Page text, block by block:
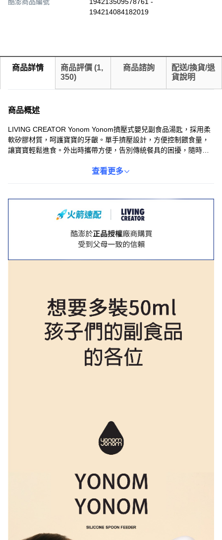
194214084182019
商品詳情 商品評價 (1,
350)
商品諮詢
配送/換貨/退
貨說明
商品概述
LIVING CREATOR Yonom Yonom擠壓式嬰兒副食品湯匙，採用柔
軟矽膠材質，呵護寶寶的牙齦。單手擠壓設計，方便控制餵食量，
讓寶寶輕鬆進食。外出時攜帶方便，告別傳統餐具的困擾，隨時隨
洗，可高溫消毒，確保寶寶的飲食衛生。讓寶寶享受美味副食品，
查看更多